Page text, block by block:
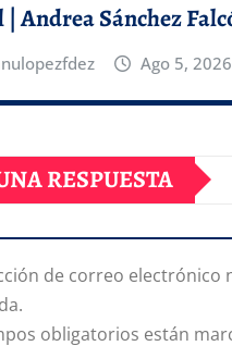
Andrea Sánchez
Ago 5, 2026
RESPUESTA
de correo electrónico
obligatorios están